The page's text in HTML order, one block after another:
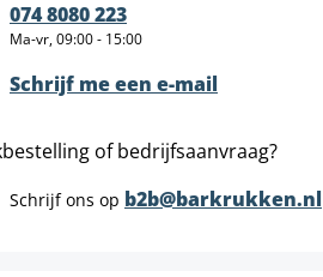
074 8080 223
Ma-vr, 09:00 - 15:00
Schrijf me een e-mail
of bedrijfsaanvraag?
Schrijf ons op b2b@barkrukken.nl